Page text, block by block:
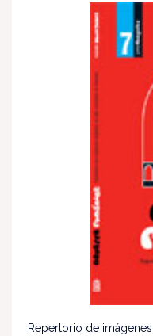
Repertorio de